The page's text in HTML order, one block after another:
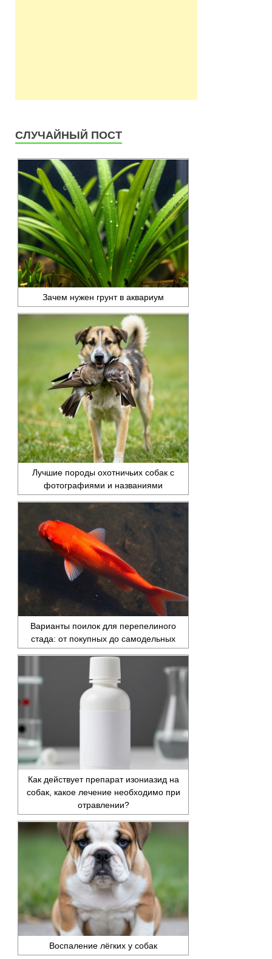
СЛУЧАЙНЫЙ ПОСТ
Зачем нужен грунт в аквариум
Лучшие породы охотничьих собак с
фотографиями и названиями
Варианты поилок для перепелиного
стада: от покупных до самодельных
Как действует препарат изониазид на
собак, какое лечение необходимо при
отравлении?
Воспаление лёгких у собак